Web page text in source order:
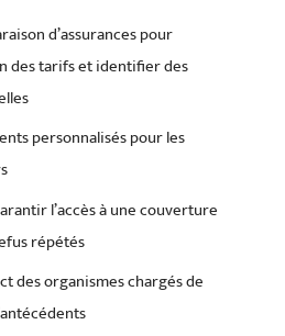
d’assurances pour
des tarifs et identifier des
personnalisés pour les
l’accès à une couverture
répétés
des organismes chargés de